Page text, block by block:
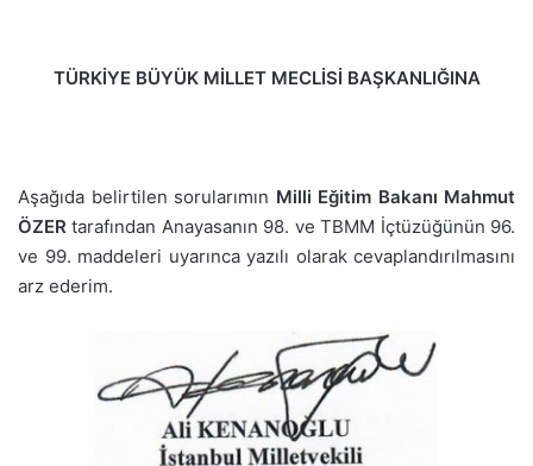
TÜRKİYE BÜYÜK MİLLET MECLİSİ BAŞKANLIĞINA
Aşağıda belirtilen sorularımın Milli Eğitim Bakanı Mahmut
ÖZERtarafından Anayasanın 98. ve TBMM İçtüzüğünün 96.
ve 99. maddeleri uyarınca yazılı olarak cevaplandırılmasını
arz ederim.